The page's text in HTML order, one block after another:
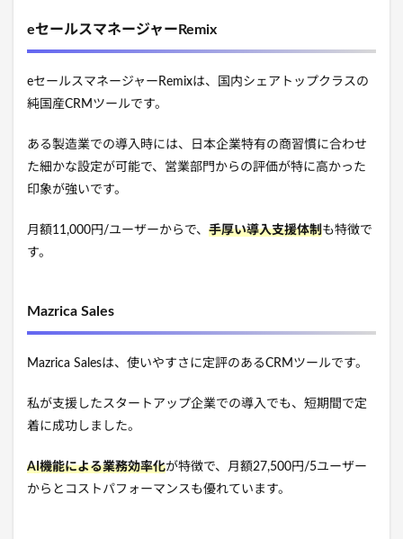
eセールスマネージャーRemix
eセールスマネージャーRemixは、国内シェアトップクラスの
純国産CRMツールです。
ある製造業での導入時には、日本企業特有の商習慣に合わせ
た細かな設定が可能で、営業部門からの評価が特に高かった
印象が強いです。
月額11,000円/ユーザーからで、 手厚い導入支援体制も特徴で
す。
Mazrica Sales
Mazrica Salesは、使いやすさに定評のあるCRMツールです。
私が支援したスタートアップ企業での導入でも、短期間で定
着に成功しました。
AI機能による業務効率化が特徴で、月額27,500円/5ユーザー
からとコストパフォーマンスも優れています。